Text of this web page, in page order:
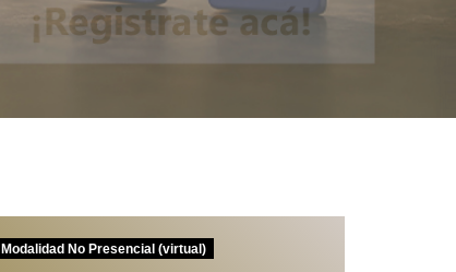
Modalidad No Presencial (virtual)